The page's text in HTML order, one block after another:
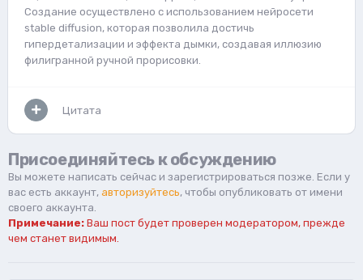
Создание осуществлено с использованием нейросети
stable diffusion, которая позволила достичь
гипердетализации и эффекта дымки, создавая иллюзию
филигранной ручной прорисовки.
Цитата
Присоединяйтесь к обсуждению
Вы можете написать сейчас и зарегистрироваться позже. Если у
вас есть аккаунт, авторизуйтесь, чтобы опубликовать от имени
своего аккаунта.
Примечание: Ваш пост будет проверен модератором, прежде
чем станет видимым.